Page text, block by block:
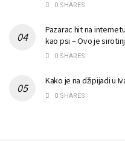
0 SHARES
Pazarac hit na
kao psi – Ovo je
0 SHARES
Kako je na džipijadi u
0 SHARES